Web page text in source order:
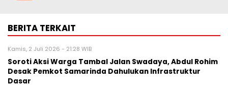
BERITA TERKAIT
Kamis, 2 Juli 2026 - 21:28 WIB
Soroti Aksi Warga Tambal Jalan Swadaya, Abdul Rohim
Desak Pemkot Samarinda Dahulukan Infrastruktur
Dasar